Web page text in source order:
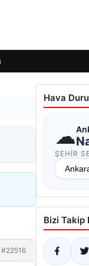
#22516
Hava
☁
ŞEHIR
Bizi Takip